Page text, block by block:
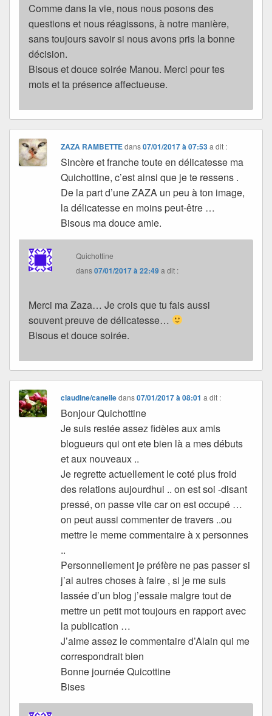
Comme dans la vie, nous nous posons des
questions et nous réagissons, à notre manière,
sans toujours savoir si nous avons pris la bonne
décision.
Bisous et douce soirée Manou. Merci pour tes
mots et ta présence affectueuse.
ZAZA RAMBETTEdans07/01/2017 à 07:53 a dit :
Sincère et franche toute en délicatesse ma
Quichottine, c’est ainsi que je te ressens .
De la part d’une ZAZA un peu à ton image,
la délicatesse en moins peut-être …
Bisous ma douce amie.
Quichottine
dans07/01/2017 à 22:49a dit :
Merci ma Zaza… Je crois que tu fais aussi
souvent preuve de délicatesse…
Bisous et douce soirée.
claudine/canelledans07/01/2017 à 08:01 a dit :
Bonjour Quichottine
Je suis restée assez fidèles aux amis
blogueurs qui ont ete bien là a mes débuts
et aux nouveaux ..
Je regrette actuellement le coté plus froid
des relations aujourdhui .. on est soi -disant
pressé, on passe vite car on est occupé …
on peut aussi commenter de travers ..ou
mettre le meme commentaire à x personnes
..
Personnellement je préfère ne pas passer si
j’ai autres choses à faire , si je me suis
lassée d’un blog j’essaie malgre tout de
mettre un petit mot toujours en rapport avec
la publication …
J’aime assez le commentaire d’Alain qui me
correspondrait bien
Bonne journée Quicottine
Bises